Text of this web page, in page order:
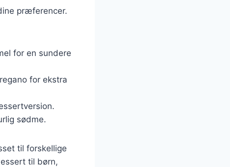
præferencer.
for en sundere
for ekstra
sødme.
til forskellige
til børn,